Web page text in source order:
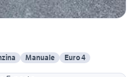
Manuale
Euro 4